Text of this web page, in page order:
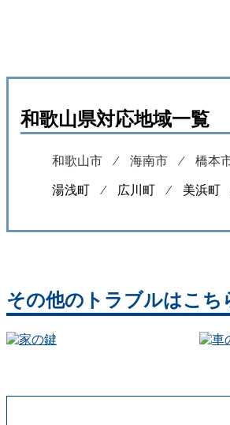
和歌山県対応地域一覧
和歌山市 ⁄ 海南市 ⁄ 橋本
湯浅町 ⁄ 広川町 ⁄ 美浜
その他のトラブルはこち